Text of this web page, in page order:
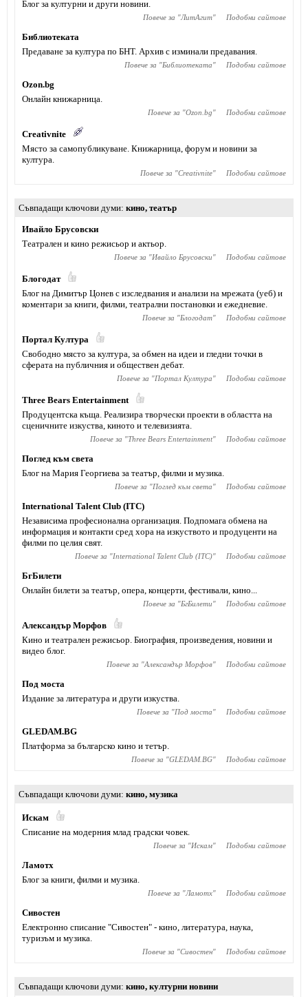
Блог за културни и други новини.
Повече за "ЛитАгит" Подобни сайтове
Библиотеката
Предаване за култура по БНТ. Архив с изминали предавания.
Повече за "Библиотеката" Подобни сайтове
Ozon.bg
Онлайн книжарница.
Повече за "Ozon.bg" Подобни сайтове
Creativnite
Място за самопубликуване. Книжарница, форум и новини за
култура.
Повече за "Creativnite" Подобни сайтове
Съвпадащи ключови думи кино, театър
Ивайло Брусовски
Театрален и кино режисьор и актьор.
Повече за "Ивайло Брусовски" Подобни сайтове
Блогодат
Блог на Димитър Цонев с изследвания и анализи на мрежата (уеб) и
коментари за книги, филми, театрални постановки и ежедневие.
Повече за "Блогодат" Подобни сайтове
Портал Култура
Свободно място за култура, за обмен на идеи и гледни точки в
сферата на публичния и обществен дебат.
Повече за "Портал Култура" Подобни сайтове
Тhree Bears Entertainment
Продуцентска къща. Реализира творчески проекти в областта на
сценичните изкуства, киното и телевизията.
Повече за "Тhree Bears Entertainment" Подобни сайтове
Поглед към света
Блог на Мария Георгиева за театър, филми и музика.
Повече за "Поглед към света" Подобни сайтове
International Talent Club (ITC)
Независима професионална организация. Подпомага обмена на
информация и контакти сред хора на изкуството и продуценти на
филми по целия свят.
Повече за "International Talent Club (ITC)" Подобни сайтове
БгБилети
Онлайн билети за театър, опера, концерти, фестивали, кино...
Повече за "БгБилети" Подобни сайтове
Александър Морфов
Кино и театрален режисьор. Биография, произведения, новини и
видео блог.
Повече за "Александър Морфов" Подобни сайтове
Под моста
Издание за литература и други изкуства.
Повече за "Под моста" Подобни сайтове
GLEDAM.BG
Платформа за българско кино и тетър.
Повече за "GLEDAM.BG" Подобни сайтове
Съвпадащи ключови думи кино, музика
Искам
Списание на модерния млад градски човек.
Повече за "Искам" Подобни сайтове
Ламотх
Блог за книги, филми и музика.
Повече за "Ламотх" Подобни сайтове
Сивостен
Електронно списание "Сивостен" - кино, литература, наука,
туризъм и музика.
Повече за "Сивостен" Подобни сайтове
Съвпадащи ключови думи кино, културни новини